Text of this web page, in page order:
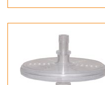
Výrobce: 3A HEALTH
Balení: model g)
Dostupnost: zboží je